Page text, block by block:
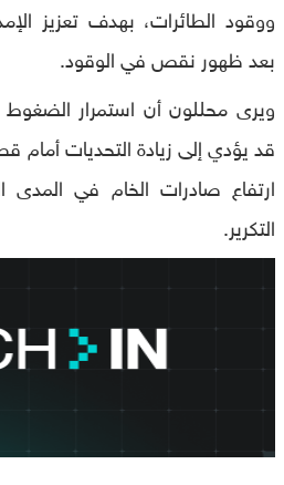
ووقود الطائرات، بهدف تعزيز
بعد ظهور نقص في الوقود.
ويرى محللون أن استمرار الضغوط
قد يؤدي إلى زيادة التحديات أمام
ارتفاع صادرات الخام في المدى
التكرير.